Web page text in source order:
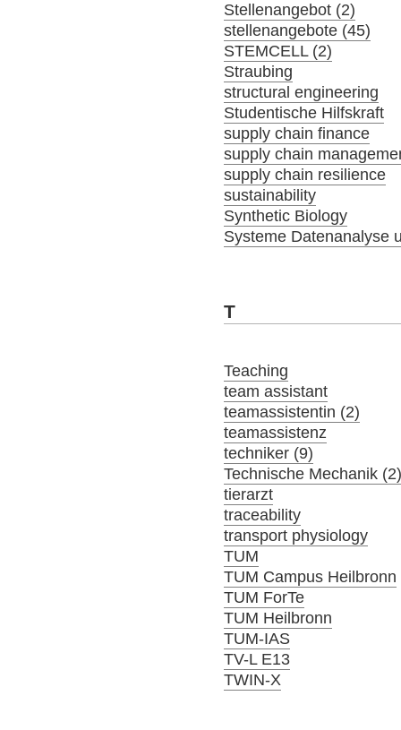
Stellenangebot (2)
stellenangebote (45)
STEMCELL (2)
Straubing
structural engineering
Studentische Hilfskraft
supply chain finance
supply chain
supply chain resilience
sustainability
Synthetic Biology
Systeme Datenanalyse
T
Teaching
team assistant
teamassistentin (2)
teamassistenz
techniker (9)
Technische Mechanik
tierarzt
traceability
transport physiology
TUM
TUM Campus Heilbronn
TUM ForTe
TUM Heilbronn
TUM-IAS
TV-L E13
TWIN-X